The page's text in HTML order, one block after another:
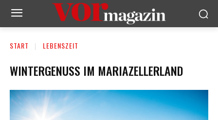
START LEBENSZEIT
WINTERGENUSS IM MARIAZELLERLAND